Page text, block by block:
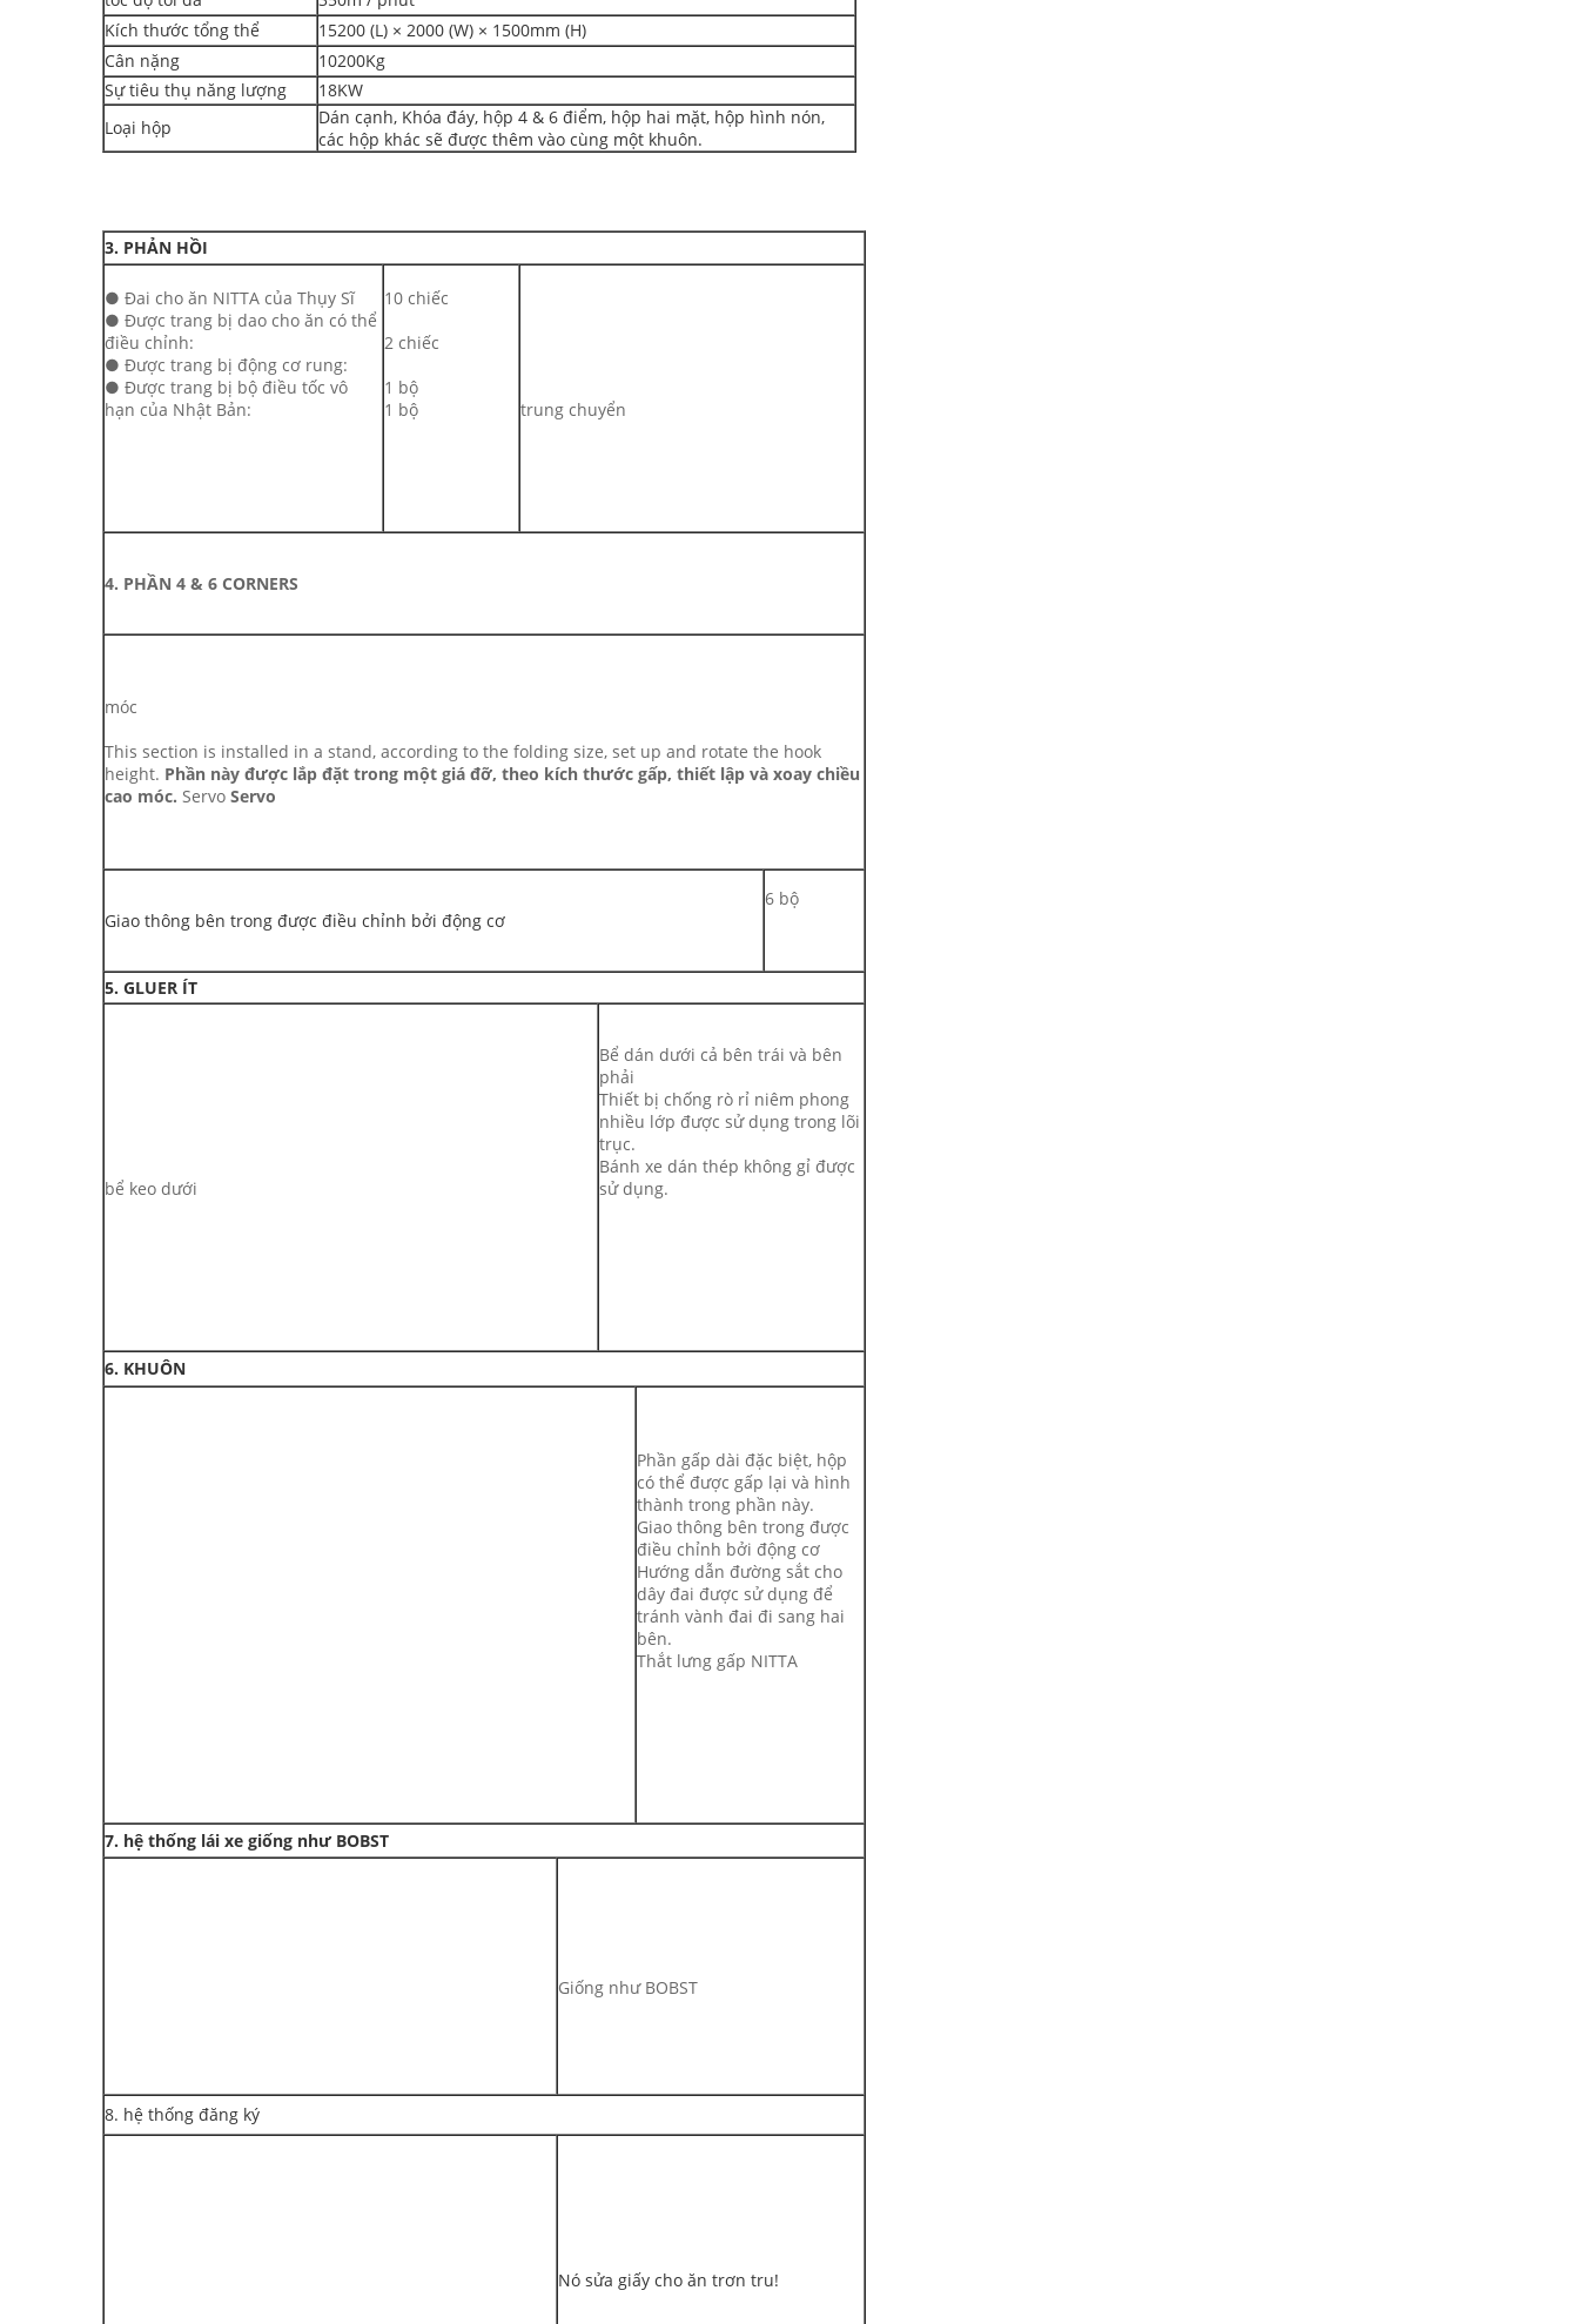
Kích thước tổng thể
15200 (L) × 2000 (W) × 1500mm (H)
Cân nặng
10200Kg
Sự tiêu thụ năng lượng
18KW
Loại hộp
Dán cạnh, Khóa đáy, hộp 4 & 6 điểm, hộp hai mặt, hộp hình nón,
các hộp khác sẽ được thêm vào cùng một khuôn.
3. PHẢN HỒI
● Đai cho ăn NITTA của Thụy Sĩ
● Được trang bị dao cho ăn có thể
điều chỉnh:
● Được trang bị động cơ rung:
● Được trang bị bộ điều tốc vô
hạn của Nhật Bản:
10 chiếc
2 chiếc
1 bộ
1 bộ
trung chuyển
4. PHẦN 4 & 6 CORNERS
móc
This section is installed in a stand, according to the folding size, set up and rotate the hook
height. Phần này được lắp đặt trong một giá đỡ, theo kích thước gấp, thiết lập và xoay chiều
cao móc. Servo Servo
Giao thông bên trong được điều chỉnh bởi động cơ
6 bộ
5. GLUER ÍT
bể keo dưới
Bể dán dưới cả bên trái và bên
phải
Thiết bị chống rò rỉ niêm phong
nhiều lớp được sử dụng trong lõi
trục.
Bánh xe dán thép không gỉ được
sử dụng.
6. KHUÔN
Phần gấp dài đặc biệt, hộp
có thể được gấp lại và hình
thành trong phần này.
Giao thông bên trong được
điều chỉnh bởi động cơ
Hướng dẫn đường sắt cho
dây đai được sử dụng để
tránh vành đai đi sang hai
bên.
Thắt lưng gấp NITTA
7. hệ thống lái xe giống như BOBST
Giống như BOBST
8. hệ thống đăng ký
Nó sửa giấy cho ăn trơn tru!